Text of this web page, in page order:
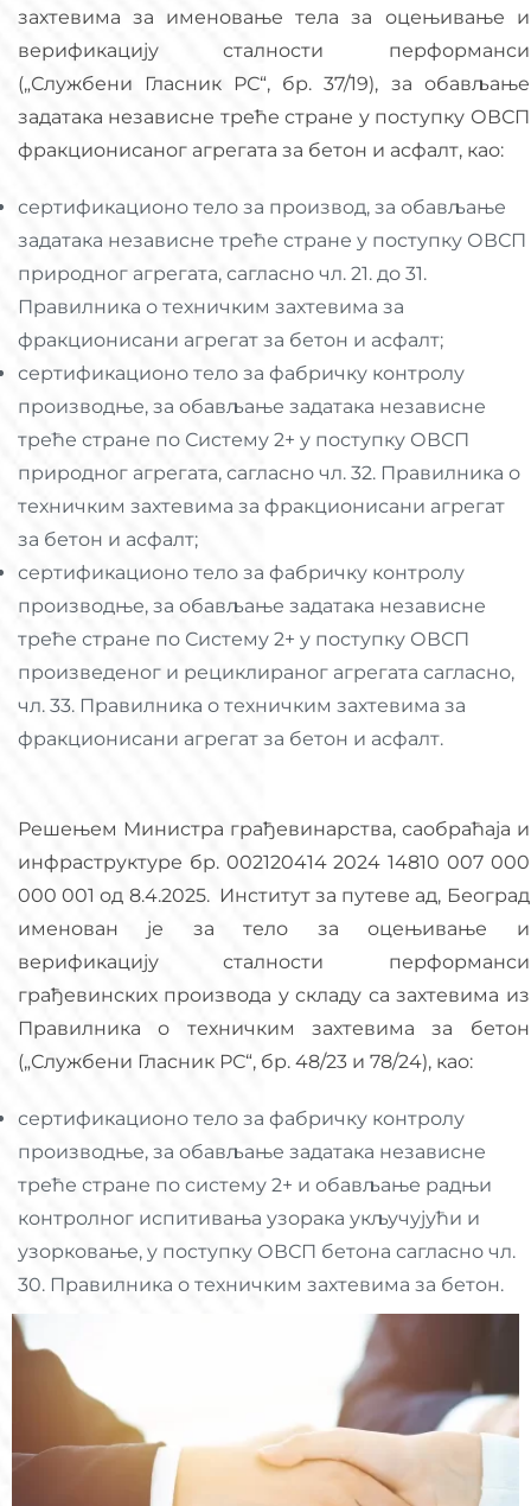
захтевима за именовање тела за оцењивање и
верификацију сталности перформанси
(„Службени Гласник РС“, бр. 37/19), за обављање
задатака независне треће стране у поступку ОВСП
фракционисаног агрегата за бетон и асфалт, као:
сертификационо тело за производ, за обављање
задатака независне треће стране у поступку ОВСП
природног агрегата, сагласно чл. 21. до 31.
Правилника о техничким захтевима за
фракционисани агрегат за бетон и асфалт;
сертификационо тело за фабричку контролу
производње, за обављање задатака независне
треће стране по Систему 2+ у поступку ОВСП
природног агрегата, сагласно чл. 32. Правилника о
техничким захтевима за фракционисани агрегат
за бетон и асфалт;
сертификационо тело за фабричку контролу
производње, за обављање задатака независне
треће стране по Систему 2+ у поступку ОВСП
произведеног и рециклираног агрегата сагласно,
чл. 33. Правилника о техничким захтевима за
фракционисани агрегат за бетон и асфалт.
Решењем Mинистрa грађевинарства, саобраћаја и
инфраструктуре бр. 002120414 2024 14810 007 000
000 001 од 8.4.2025. Институт за путеве ад, Београд
именован је за тело за оцењивање и
верификацију сталности перформанси
грађевинских производа у складу са захтевима из
Правилника о техничким захтевима за бетон
(„Службени Гласник РС“, бр. 48/23 и 78/24), као:
сертификационо тело за фабричку контролу
производње, за обављање задатака независне
треће стране по систему 2+ и обављање радњи
контролног испитивања узорака укључујући и
узорковање, у поступку ОВСП бетона сагласно чл.
30. Правилника о техничким захтевима за бетон.